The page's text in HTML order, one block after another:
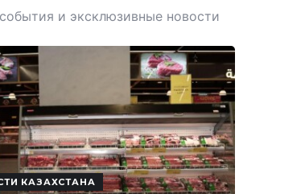
и эксклюзивные новости
КАЗАХСТАНА